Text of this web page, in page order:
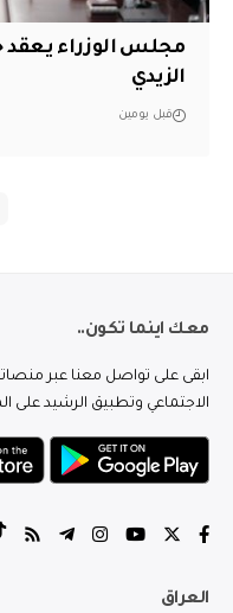
مجلس الوزراء يعقد
الزيدي
قبل يومين
معك اينما تكون..
ابقى على تواصل معنا عبر
الاجتماعي وتطبيق الرشيد على
العراق